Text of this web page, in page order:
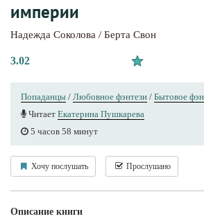
империи
Надежда Соколова / Берта Свон
3.02
Попаданцы / Любовное фэнтези / Бытовое
Читает Екатерина Пушкарева
5 часов 58 минут
Хочу послушать Прослушано
Описание книги